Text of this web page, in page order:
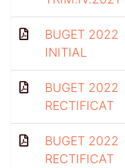
BUGET 2022
INITIAL
BUGET 2022
RECTIFICAT
BUGET 2022
RECTIFICAT